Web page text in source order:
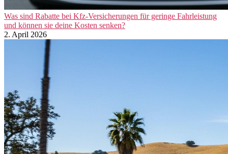
Was sind Rabatte bei Kfz-Versicherungen für geringe Fahrleistung
und können sie deine Kosten senken?
2. April 2026